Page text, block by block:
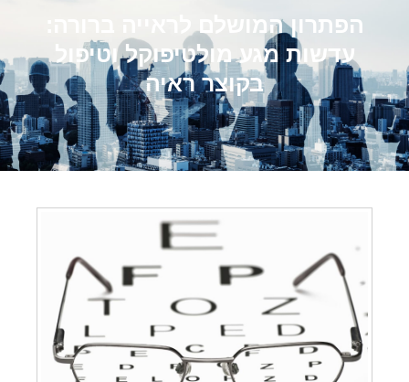
הפתרון המושלם לראייה ברורה:
עדשות מגע מולטיפוקל וטיפול
בקוצר ראיה